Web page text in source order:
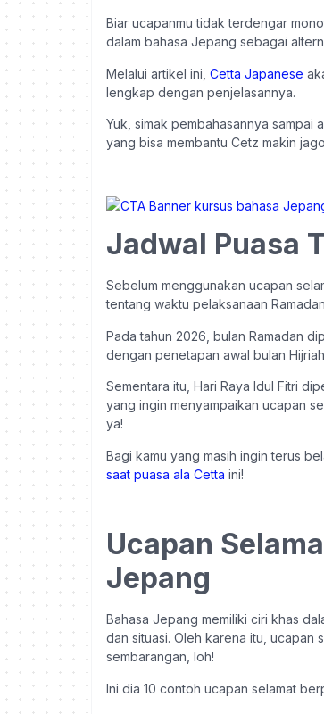
Biar ucapanmu tidak terdengar
dalam bahasa Jepang sebagai
Melalui artikel ini, Cetta Japanese
lengkap dengan penjelasannya.
Yuk, simak pembahasannya sampai
yang bisa membantu Cetz makin
Jadwal Puasa
Sebelum menggunakan ucapan
tentang waktu pelaksanaan
Pada tahun 2026, bulan Ramadan
dengan penetapan awal bulan
Sementara itu, Hari Raya Idul Fitri
yang ingin menyampaikan ucapan
ya!
Bagi kamu yang masih ingin terus
saat puasa ala Cetta ini!
Ucapan
Jepang
Bahasa Jepang memiliki ciri khas
dan situasi. Oleh karena itu, ucapan
sembarangan, loh!
Ini dia 10 contoh ucapan selamat